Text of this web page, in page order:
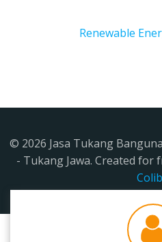
Renewable
© 2026 Jasa Tukang
- Tukang Jawa. Created for